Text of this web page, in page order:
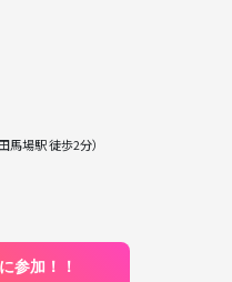
場駅 徒歩2分）
参加！！